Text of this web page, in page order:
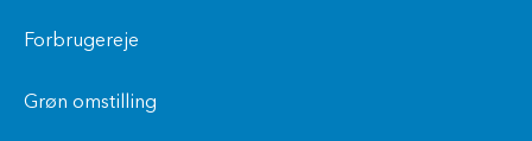
Forbrugereje
Grøn omstilling